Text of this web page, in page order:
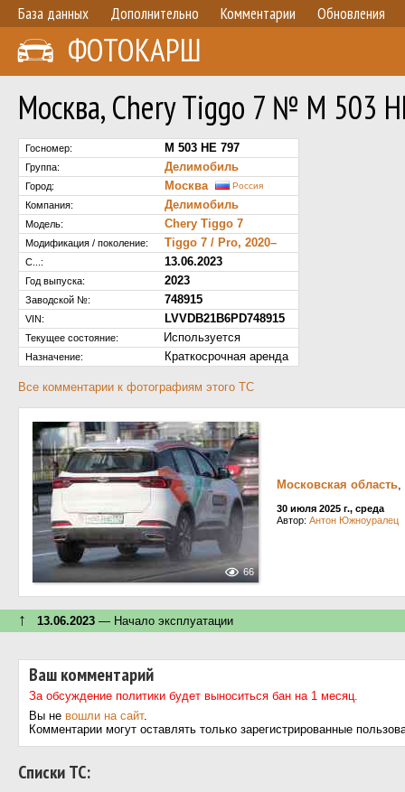
База данных Дополнительно Комментарии Обновления
ФОТОКАРШ
Москва, Chery Tiggo 7 № М 503
Госномер: М 503 НЕ 797
Группа: Делимобиль
Город: Москва Россия
Компания: Делимобиль
Модель: Chery Tiggo 7
Модификация / поколение: Tiggo 7 / Pro, 2020–
С...: 13.06.2023
Год выпуска: 2023
Заводской №: 748915
VIN: LVVDB21B6PD748915
Текущее состояние: Используется
Назначение: Краткосрочная аренда
Все комментарии к фотографиям этого ТС
66
Московская область,
30 июля 2025 г., среда
Автор: Антон Южноуралец
↑ 13.06.2023 — Начало эксплуатации
Ваш комментарий
За обсуждение политики будет выноситься бан на 1 месяц.
Вы не вошли на сайт.
Комментарии могут оставлять только зарегистрированные
Cписки ТС: